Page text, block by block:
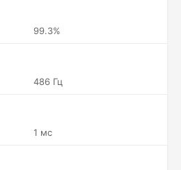
99.3%
486 Гц
1 мс